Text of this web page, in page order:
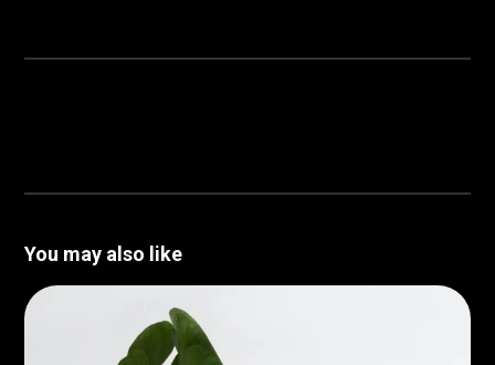
You may also like